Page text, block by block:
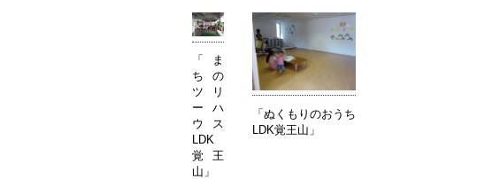
「ま
ちの
ツリ
ーハ
ウス
LDK
覚王
山」
「ぬくもりのおうち
LDK覚王山」